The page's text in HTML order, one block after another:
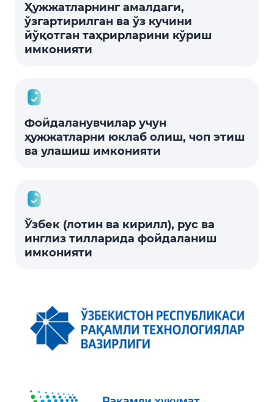
Ҳужжатларнинг амалдаги,
ўзгартирилган ва ўз кучини
йўқотган таҳрирларини кўриш
имконияти
Фойдаланувчилар учун
ҳужжатларни юклаб олиш, чоп этиш
ва улашиш имконияти
Ўзбек (лотин ва кирилл), рус ва
инглиз тилларида фойдаланиш
имконияти